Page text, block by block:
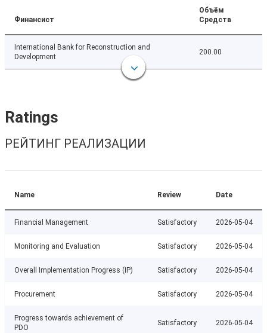
Финансист
Объём
Средств
International Bank for Reconstruction and
Development
200.00
Ratings
РЕЙТИНГ РЕАЛИЗАЦИИ
Name Review Date
Financial Management Satisfactory 2026-05-04
Monitoring and Evaluation Satisfactory 2026-05-04
Overall Implementation Progress (IP) Satisfactory 2026-05-04
Procurement Satisfactory 2026-05-04
Progress towards achievement of
PDO
Satisfactory 2026-05-04